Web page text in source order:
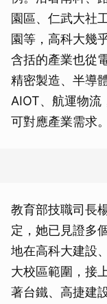
園區、仁武大社
園等，高科大幾
含括的產業也從
精密製造、半導
AIOT、航運物流
可對應產業需求。
教育部技職司長
定，她已見證多
地在高科大建設
大校區範圍，接
著台鐵、高捷建